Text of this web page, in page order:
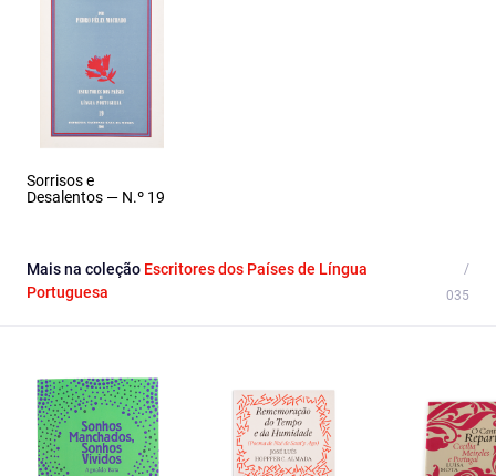
Sorrisos e
Desalentos — N.º 19
Mais na coleção Escritores dos Países de Língua
Portuguesa